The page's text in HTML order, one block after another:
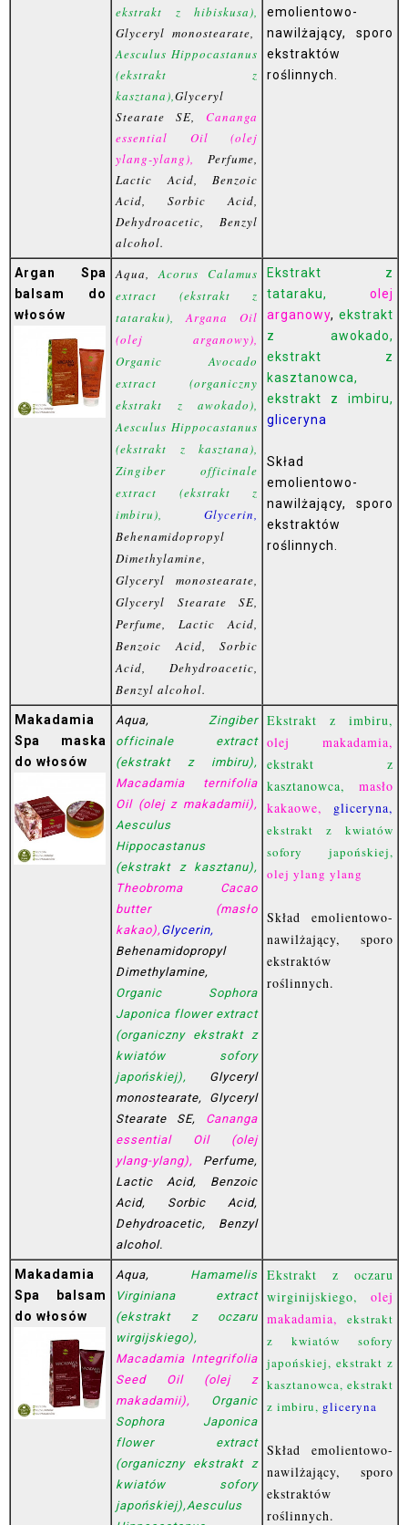
ekstrakt z hibiskusa),
Glyceryl monostearate,
Aesculus Hippocastanus
(ekstrakt z
kasztana), Glyceryl
Stearate SE, Cananga
essential Oil (olej
ylang-ylang),
Perfume,
Lactic Acid, Benzoic
Acid, Sorbic Acid,
Dehydroacetic, Benzyl
alcohol.
emolientowo-
nawilżający, sporo
ekstraktów
roślinnych.
Argan Spa
balsam do
włosów
Aqua, Acorus Calamus
extract (ekstrakt z
tataraku),
Argana Oil
(olej arganowy),
Organic Avocado
extract (organiczny
ekstrakt z awokado),
Aesculus Hippocastanus
(ekstrakt z kasztana),
Zingiber officinale
extract (ekstrakt z
imbiru),
Glycerin,
Behenamidopropyl
Dimethylamine,
Glyceryl monostearate,
Glyceryl Stearate SE,
Perfume, Lactic Acid,
Benzoic Acid, Sorbic
Acid, Dehydroacetic,
Benzyl alcohol.
Ekstrakt z
tataraku, olej
arganowy, ekstrakt
z awokado,
ekstrakt z
kasztanowca,
ekstrakt z imbiru,
gliceryna
Skład
emolientowo-
nawilżający, sporo
ekstraktów
roślinnych.
Makadamia
Spa maska
do włosów
Aqua, Zingiber
officinale extract
(ekstrakt z imbiru),
Macadamia ternifolia
Oil (olej z makadamii),
Aesculus
Hippocastanus
(ekstrakt z kasztanu),
Theobroma Cacao
butter (masło
kakao),Glycerin,
Behenamidopropyl
Dimethylamine,
Organic Sophora
Japonica flower extract
(organiczny ekstrakt z
kwiatów sofory
japońskiej), Glyceryl
monostearate, Glyceryl
Stearate SE, Cananga
essential Oil (olej
ylang-ylang), Perfume,
Lactic Acid, Benzoic
Acid, Sorbic Acid,
Dehydroacetic, Benzyl
alcohol.
Ekstrakt z imbiru,
olej makadamia,
ekstrakt z
kasztanowca, masło
kakaowe,
gliceryna,
ekstrakt z kwiatów
sofory japońskiej,
olej ylang ylang
Skład emolientowo-
nawilżający, sporo
ekstraktów
roślinnych.
Makadamia
Spa balsam
do włosów
Aqua, Hamamelis
Virginiana extract
(ekstrakt z oczaru
wirgijskiego),
Macadamia Integrifolia
Seed Oil (olej z
makadamii), Organic
Sophora Japonica
flower extract
(organiczny ekstrakt z
kwiatów sofory
japońskiej),Aesculus
Ekstrakt z oczaru
wirginijskiego,
olej
makadamia, ekstrakt
z kwiatów sofory
japońskiej, ekstrakt z
kasztanowca, ekstrakt
z imbiru, gliceryna
Skład emolientowo-
nawilżający, sporo
ekstraktów
roślinnych.